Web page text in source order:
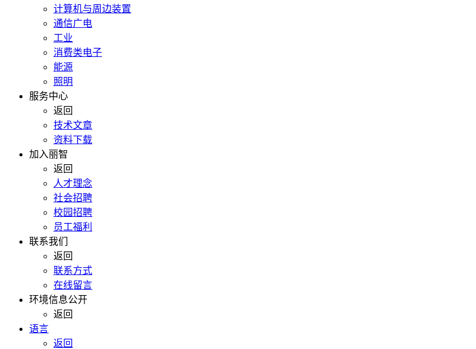
计算机与周边装置
通信广电
工业
消费类电子
能源
照明
服务中心
返回
技术文章
资料下载
加入丽智
返回
人才理念
社会招聘
校园招聘
员工福利
联系我们
返回
联系方式
在线留言
环境信息公开
返回
语言
返回